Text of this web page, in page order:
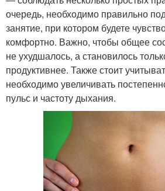
очередь, необходимо правильно
занятие, при котором будете
комфортно. Важно, чтобы общее
не ухудшалось, а становилось
продуктивнее. Также стоит
необходимо увеличивать
пульс и частоту дыхания.